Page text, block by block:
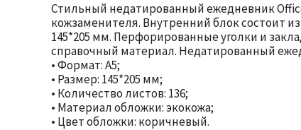
Стильный недатированный ежедневник
кожзаменителя. Внутренний блок состоит
145*205 мм. Перфорированные уголки и
справочный материал. Недатированный
• Формат: А5;
• Размер: 145*205 мм;
• Количество листов: 136;
• Материал обложки: экокожа;
• Цвет обложки: коричневый.